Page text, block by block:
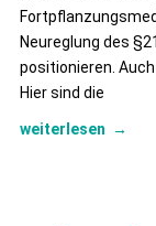
Neureglung des
positionieren.
Hier sind die
weiterlesen →